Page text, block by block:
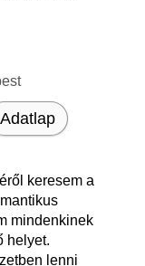
Adatlap
keresem a
mindenkinek
helyet.
lenni